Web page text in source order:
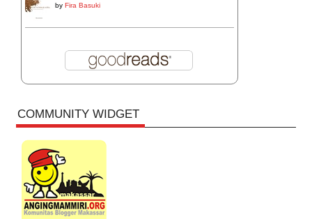
byFira Basuki
COMMUNITY WIDGET